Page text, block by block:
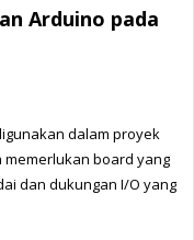
Arduino pada
dalam proyek
memerlukan board yang
dan dukungan I/O yang